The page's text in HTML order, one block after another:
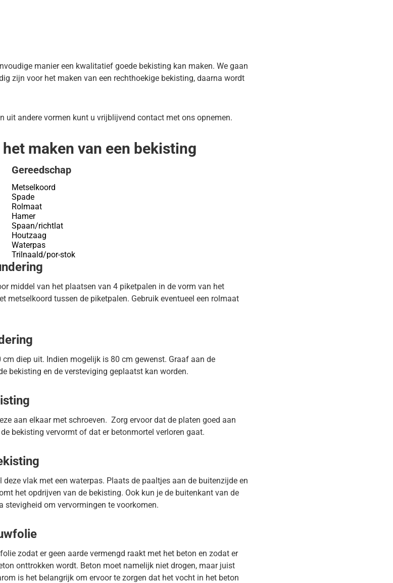
manier een kwalitatief goede bekisting kan maken. We gaan
zijn voor het maken van een rechthoekige bekisting, daarna wordt
uit andere vormen kunt u vrijblijvend contact met ons opnemen.
maken van een bekisting
Gereedschap
Metselkoord
Spade
Rolmaat
Hamer
Spaan/richtlat
Houtzaag
Waterpas
Trilnaald/por-stok
middel van het plaatsen van 4 piketpalen in de vorm van het
metselkoord tussen de piketpalen. Gebruik eventueel een rolmaat
diep uit. Indien mogelijk is 80 cm gewenst. Graaf aan de
bekisting en de versteviging geplaatst kan worden.
aan elkaar met schroeven. Zorg ervoor dat de platen goed aan
bekisting vervormt of dat er betonmortel verloren gaat.
vlak met een waterpas. Plaats de paaltjes aan de buitenzijde en
het opdrijven van de bekisting. Ook kun je de buitenkant van de
stevigheid om vervormingen te voorkomen.
zodat er geen aarde vermengd raakt met het beton en zodat er
onttrokken wordt. Beton moet namelijk niet drogen, maar juist
is het belangrijk om ervoor te zorgen dat het vocht in het beton